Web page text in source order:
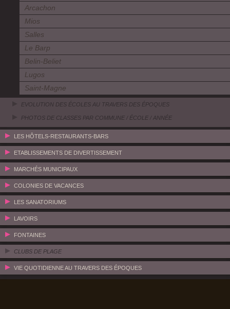
Arcachon
Mios
Salles
Le Barp
Belin-Beliet
Lugos
Saint-Magne
EVOLUTION DES ÉCOLES AU TRAVERS DES ÉPOQUES
PHOTOS DE CLASSES PAR COMMUNE / ÉCOLE / ANNÉE
LES HÔTELS-RESTAURANTS-BARS
ETABLISSEMENTS DE DIVERTISSEMENT
MARCHÉS MUNICIPAUX
COLONIES DE VACANCES
LES SANATORIUMS
LAVOIRS
FONTAINES
CLUBS DE PLAGE
VIE QUOTIDIENNE AU TRAVERS DES ÉPOQUES